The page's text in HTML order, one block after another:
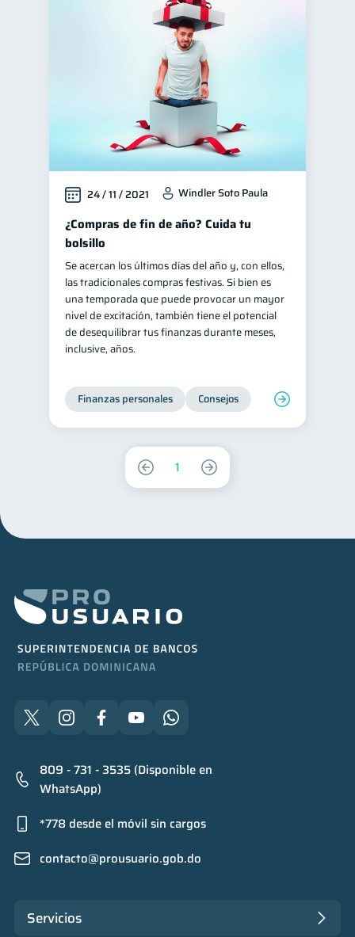
24 / 11 / 2021 Windler Soto Paula
¿Compras de fin de año? Cuida tu
bolsillo
Se acercan los últimos días del año y, con ellos,
las tradicionales compras festivas. Si bien es
una temporada que puede provocar un mayor
nivel de excitación, también tiene el potencial
de desequilibrar tus finanzas durante meses,
inclusive, años.
Finanzas personales Consejos
1
809 - 731 - 3535 (Disponible en
WhatsApp)
*778 desde el móvil sin cargos
contacto@prousuario.gob.do
Servicios